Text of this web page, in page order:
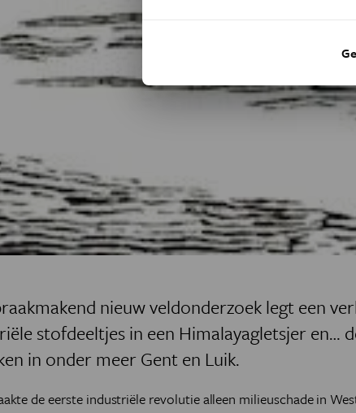
nieuw veldonderzoek legt een
stofdeeltjes in een Himalayagletsjer en…
in onder meer Gent en Luik.
de eerste industriële revolutiealleen milieuschade in